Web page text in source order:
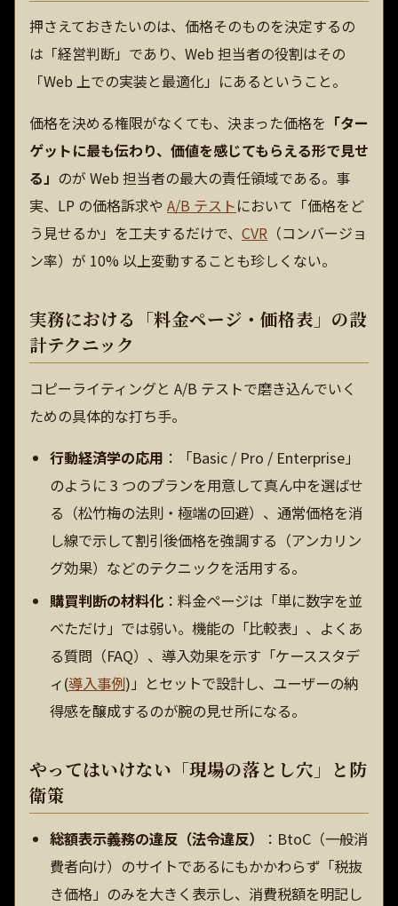
押さえておきたいのは、価格そのものを決定するの
は「経営判断」であり、Web 担当者の役割はその
「Web 上での実装と最適化」にあるということ。
価格を決める権限がなくても、決まった価格を 「ター
ゲットに最も伝わり、価値を感じてもらえる形で見せ
る」 のが Web 担当者の最大の責任領域である。事
実、LP の価格訴求や A/B テストにおいて「価格をど
う見せるか」を工夫するだけで、 CVR （コンバージョ
ン率）が 10% 以上変動することも珍しくない。
実務における「料金ページ・価格表」の設
計テクニック
コピーライティングと A/B テストで磨き込んでいく
ための具体的な打ち手。
行動経済学の応用 ：「Basic / Pro / Enterprise」
のように 3 つのプランを用意して真ん中を選ばせ
る（松竹梅の法則・極端の回避）、通常価格を消
し線で示して割引後価格を強調する（アンカリン
グ効果）などのテクニックを活用する。
購買判断の材料化：料金ページは「単に数字を並
べただけ」では弱い。機能の「比較表」、よくあ
る質問（FAQ）、導入効果を示す「ケーススタデ
ィ(導入事例)」とセットで設計し、ユーザーの納
得感を醸成するのが腕の見せ所になる。
やってはいけない「現場の落とし穴」と防
衛策
総額表示義務の違反（法令違反）
：BtoC（一般消
費者向け）のサイトであるにもかかわらず「税抜
き価格」のみを大きく表示し、消費税額を明記し